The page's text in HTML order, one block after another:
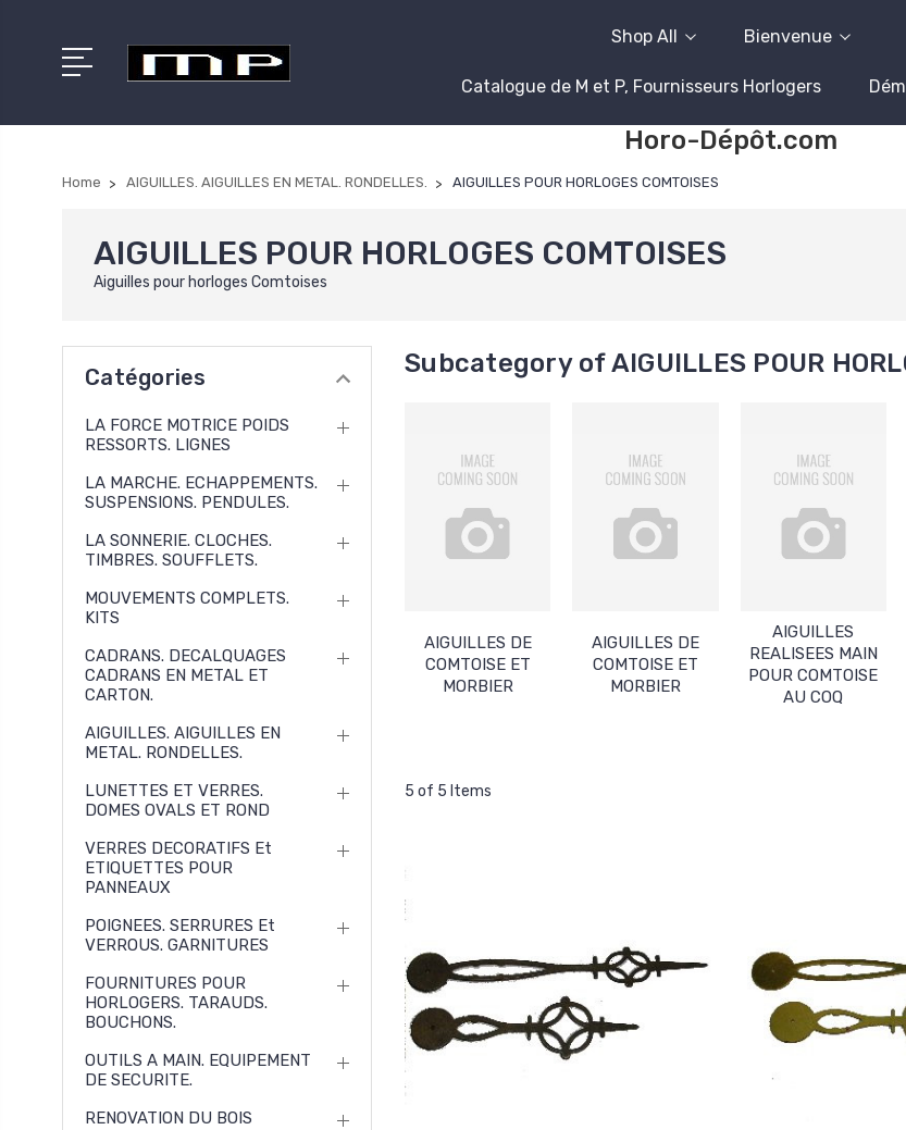
Shop All Bienvenue
Catalogue de M et P, Fournisseurs Horlogers
Horo-Dépôt.com
Home AIGUILLES. AIGUILLES EN METAL. RONDELLES. AIGUILLES POUR HORLOGES COMTOISES
AIGUILLES POUR HORLOGES COMTOISES
Aiguilles pour horloges Comtoises
Catégories
LA FORCE MOTRICE POIDS
RESSORTS. LIGNES
LA MARCHE. ECHAPPEMENTS.
SUSPENSIONS. PENDULES.
LA SONNERIE. CLOCHES.
TIMBRES. SOUFFLETS.
MOUVEMENTS COMPLETS.
KITS
CADRANS. DECALQUAGES
CADRANS EN METAL ET
CARTON.
AIGUILLES. AIGUILLES EN
METAL. RONDELLES.
LUNETTES ET VERRES.
DOMES OVALS ET ROND
VERRES DECORATIFS Et
ETIQUETTES POUR
PANNEAUX
POIGNEES. SERRURES Et
VERROUS. GARNITURES
FOURNITURES POUR
HORLOGERS. TARAUDS.
BOUCHONS.
OUTILS A MAIN. EQUIPEMENT
DE SECURITE.
RENOVATION DU BOIS
Subcategory of AIGUILLES POUR
AIGUILLES DE
COMTOISE ET
MORBIER
AIGUILLES DE
COMTOISE ET
MORBIER
AIGUILLES
REALISEES MAIN
POUR COMTOISE
AU COQ
5 of 5 Items